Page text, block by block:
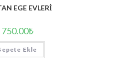
EGE EVLERİ
750.00₺
Ekle